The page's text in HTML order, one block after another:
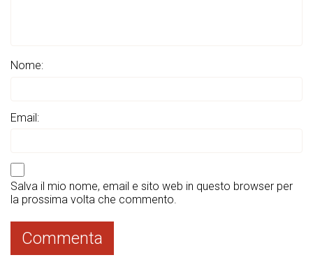
Nome:
Email:
Salva il mio nome, email e sito web in questo browser per
la prossima volta che commento.